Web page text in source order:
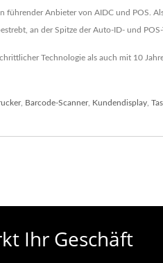
führender Anbieter von AIDC und POS.
an der Spitze der Auto-ID- und
Technologie als auch mit 10
, Barcode-Scanner, Kundendisplay
Ihr Geschäft